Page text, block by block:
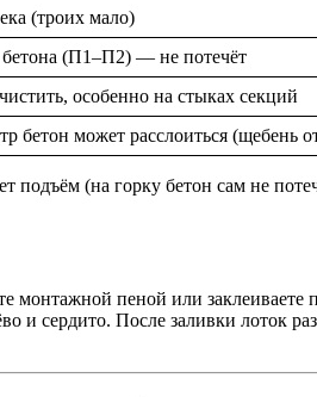
(троих мало)
бетона (П1–П2) — не потечёт
особенно на стыках секций
бетон может расслоиться (щебень
подъём (на горку бетон сам не
монтажной пеной или заклеиваете
и сердито. После заливки лоток